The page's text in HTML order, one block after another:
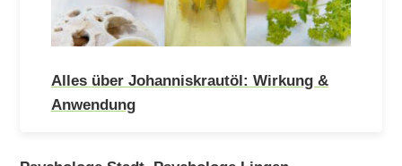
Alles über Johanniskrautöl: Wirkung &
Anwendung